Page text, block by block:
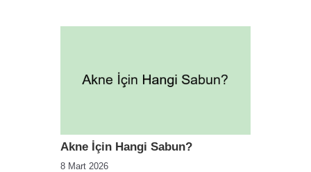
Akne İçin Hangi Sabun?
8 Mart 2026